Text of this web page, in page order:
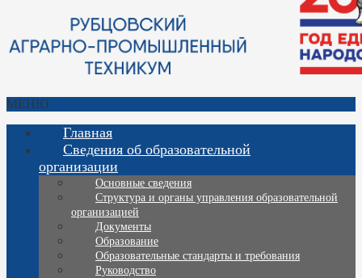
МЕНЮ
Главная
Сведения об образовательной
организации
Основные сведения
Структура и органы управления образовательной
организацией
Документы
Образование
Образовательные стандарты и требования
Руководство